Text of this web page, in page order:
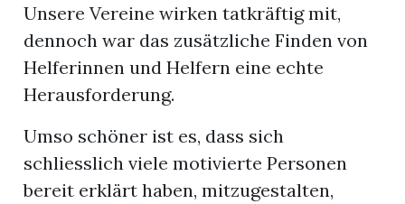
Unsere Vereine wirken tatkräftig mit,
dennoch war das zusätzliche Finden von
Helferinnen und Helfern eine echte
Herausforderung.
Umso schöner ist es, dass sich
schliesslich viele motivierte Personen
bereit erklärt haben, mitzugestalten,